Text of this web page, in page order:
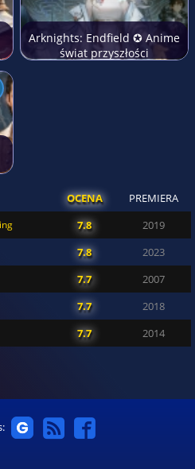
Arknights: Endfield ✪ Anime
świat przyszłości
OCENA PREMIERA
7.8 2019
7.8 2023
7.7 2007
7.7 2018
7.7 2014